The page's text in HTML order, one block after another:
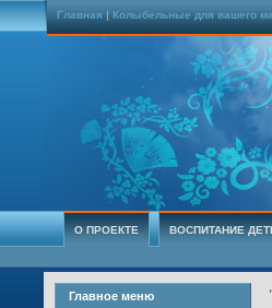
Главная | Колыбельные для вашего
О ПРОЕКТЕ ВОСПИТАНИЕ
Главное меню